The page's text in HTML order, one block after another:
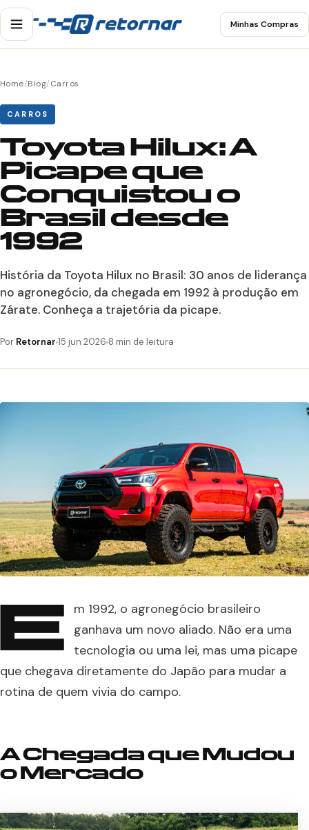
Minhas Compras
Home/Blog/Carros
CARROS
Toyota Hilux: A
Picape que
Conquistou o
Brasil desde
1992
História da Toyota Hilux no Brasil: 30 anos de liderança
no agronegócio, da chegada em 1992 à produção em
Zárate. Conheça a trajetória da picape.
Por Retornar 15 jun 2026 8 min de leitura
m 1992, o agronegócio brasileiro
ganhava um novo aliado. Não era uma
tecnologia ou uma lei, mas uma picape
que chegava diretamente do Japão para mudar a
rotina de quem vivia do campo.
A Chegada que Mudou
o Mercado